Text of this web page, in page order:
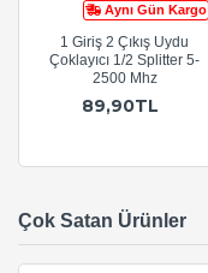
Aynı Gün Kargo
1 Giriş 2 Çıkış Uydu
Çoklayıcı 1/2 Splitter 5-
2500 Mhz
89,90TL
Çok Satan Ürünler